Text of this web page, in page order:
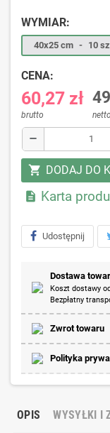
WYMIAR:
40x25 cm - 10
CENA:
60,27 zł
brutto netto
remove
shopping_cart DODAJ DO
 Karta
Udostępnij
Dostawa
Koszt dostawy
Bezpłatny
Zwrot towaru
Polityka
OPIS WYSYŁKI I